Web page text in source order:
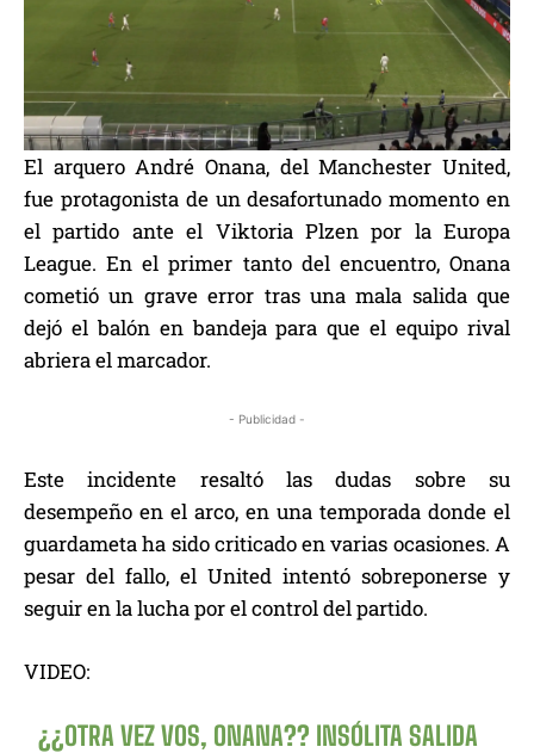
El arquero André Onana, del Manchester United,
fue protagonista de un desafortunado momento en
el partido ante el Viktoria Plzen por la Europa
League. En el primer tanto del encuentro, Onana
cometió un grave error tras una mala salida que
dejó el balón en bandeja para que el equipo rival
abriera el marcador.
- Publicidad -
Este incidente resaltó las dudas sobre su
desempeño en el arco, en una temporada donde el
guardameta ha sido criticado en varias ocasiones. A
pesar del fallo, el United intentó sobreponerse y
seguir en la lucha por el control del partido.
VIDEO:
¿¿OTRA VEZ VOS, ONANA?? INSÓLITA SALIDA